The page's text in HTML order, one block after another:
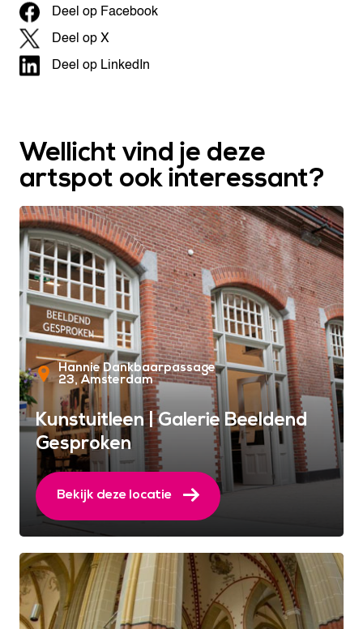
Deel op Facebook
Deel op X
Deel op LinkedIn
Wellicht vind je deze
artspot ook interessant?
Hannie Dankbaarpassage
23 Amsterdam
Kunstuitleen | Galerie Beeldend
Gesproken
Bekijk deze locatie